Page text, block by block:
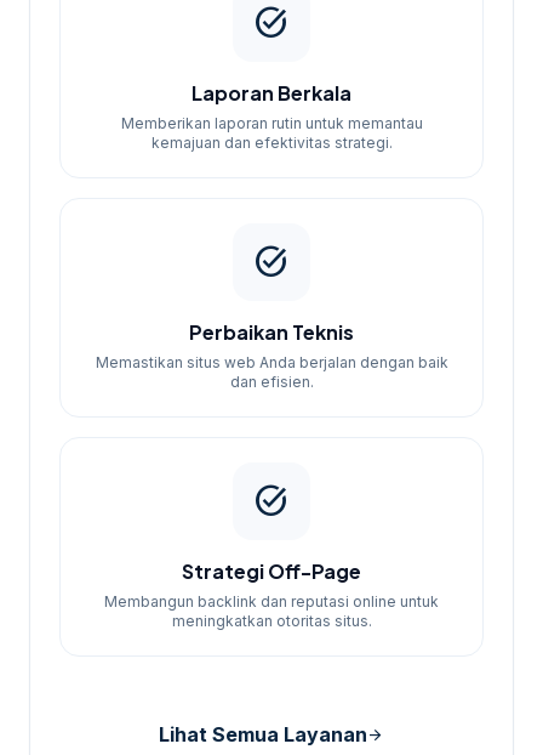
task_alt
Laporan Berkala
Memberikan laporan rutin untuk memantau
kemajuan dan efektivitas strategi.
task_alt
Perbaikan Teknis
Memastikan situs web Anda berjalan dengan baik
dan efisien.
task_alt
Strategi Off-Page
Membangun backlink dan reputasi online untuk
meningkatkan otoritas situs.
Lihat Semua Layananarrow_forward